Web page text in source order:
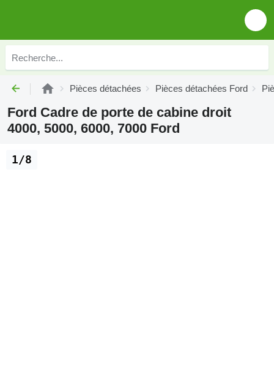
Pièces détachées Pièces détachées Ford
Ford Cadre de porte de cabine droit
4000, 5000, 6000, 7000 Ford
1/8